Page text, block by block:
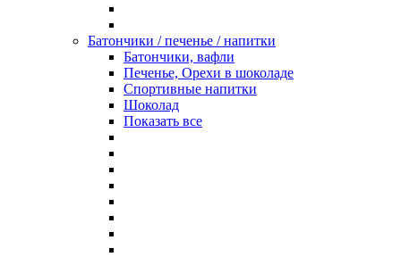
Батончики / печенье / напитки
Батончики, вафли
Печенье, Орехи в шоколаде
Спортивные напитки
Шоколад
Показать все